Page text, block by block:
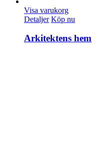
Visa varukorg
Detaljer Köp nu
Arkitektens hem